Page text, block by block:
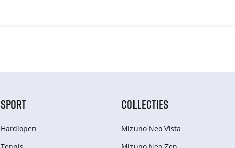
SPORT
Hardlopen
COLLECTIES
Mizuno Neo Vista